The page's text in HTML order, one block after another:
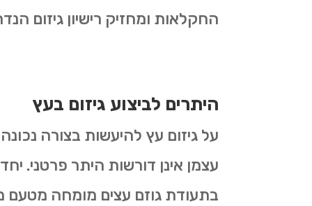
החקלאות ומחזיק רישיון גיזום
היתרים לביצוע גיזום בעץ
על גיזום עץ להיעשות בצורה
עצמן אינן דורשות היתר פרטני.
בתעודת גוזם עצים מומחה